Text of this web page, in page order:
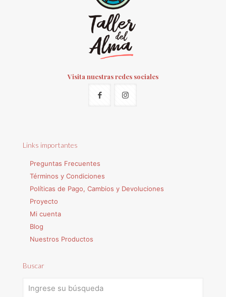
Visita nuestras redes sociales
Links importantes
Preguntas Frecuentes
Términos y Condiciones
Políticas de Pago, Cambios y Devoluciones
Proyecto
Mi cuenta
Blog
Nuestros Productos
Buscar